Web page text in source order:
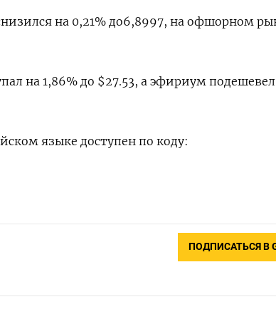
на 0,21% до​ 6,8997​, на офшорном
на 1,86% до $27.53, а эфириум
языке доступен по коду:
ПОДПИСАТЬСЯ В